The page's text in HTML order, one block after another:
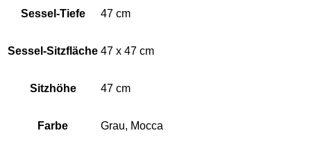
Sessel-Tiefe 47 cm
Sessel-Sitzfläche 47 x 47 cm
Sitzhöhe 47 cm
Farbe Grau, Mocca